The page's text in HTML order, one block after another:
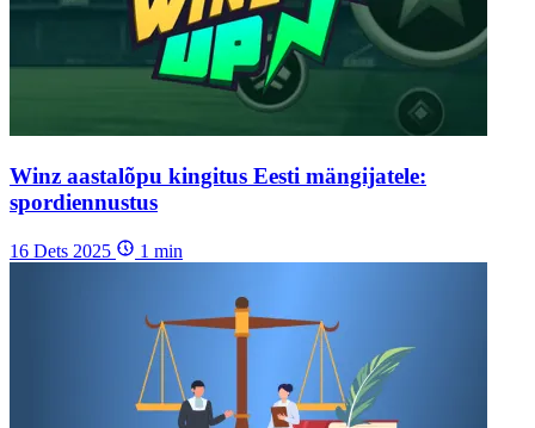
Winz aastalõpu kingitus Eesti mängijatele:
spordiennustus
16 Dets 2025 1 min